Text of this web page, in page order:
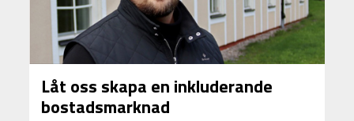
Låt oss skapa en inkluderande
bostadsmarknad